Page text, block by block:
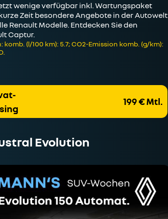
wenige verfügbar inkl. Wartungspaket
Zeit besondere Angebote in der Autowelt
Renault Modelle. Entdecken Sie den
Captur.
komb. (l/100 km): 5.7; CO2-Emission komb. (g/km):
199 € Mtl.
Evolution